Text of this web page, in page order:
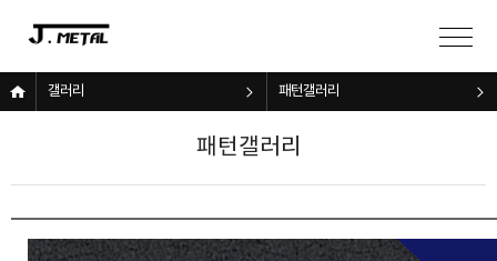
갤러리 패턴갤러리
패턴갤러리